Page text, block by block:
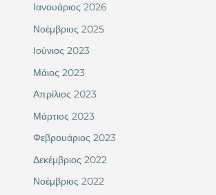
Ιανουάριος 2026
Νοέμβριος 2025
Ιούνιος 2023
Μάιος 2023
Απρίλιος 2023
Μάρτιος 2023
Φεβρουάριος 2023
Δεκέμβριος 2022
Νοέμβριος 2022